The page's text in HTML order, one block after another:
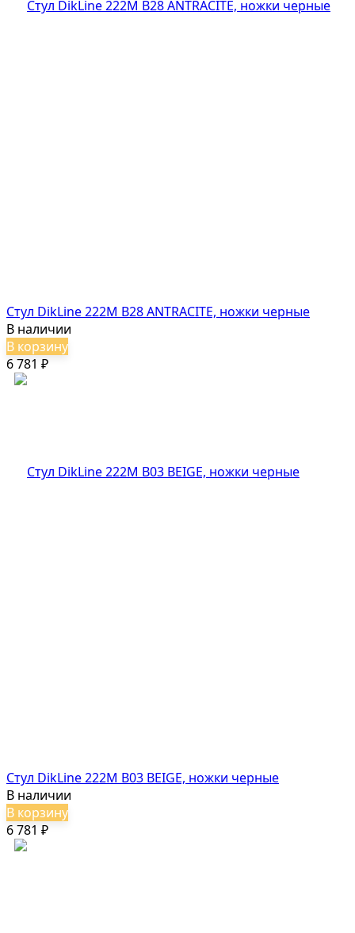
Стул DikLine 222M B28 ANTRACITE, ножки черные
В наличии
В корзину
6 781 ₽
Стул DikLine 222M B03 BEIGE, ножки черные
В наличии
В корзину
6 781 ₽